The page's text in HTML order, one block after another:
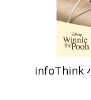
infoThink